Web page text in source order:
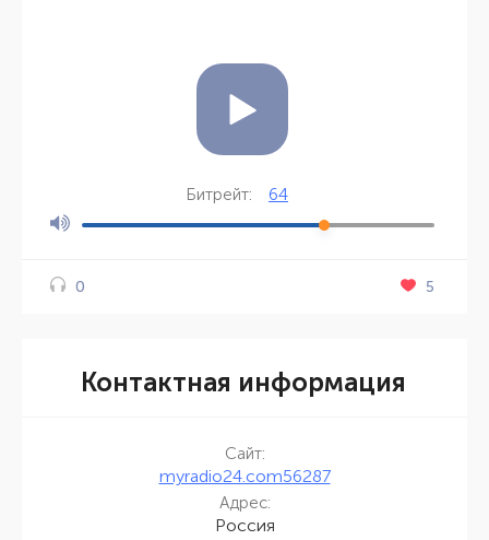
Битрейт: 64
0 5
Контактная информация
Сайт:
myradio24.com56287
Адрес:
Россия